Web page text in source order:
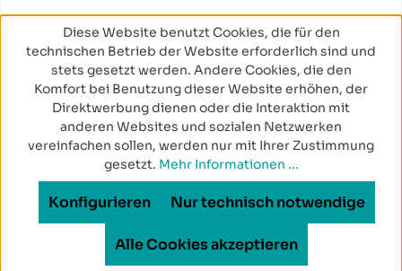
Diese Website benutzt Cookies, die für den
technischen Betrieb der Website erforderlich sind und
stets gesetzt werden. Andere Cookies, die den
Komfort bei Benutzung dieser Website erhöhen, der
Direktwerbung dienen oder die Interaktion mit
anderen Websites und sozialen Netzwerken
vereinfachen sollen, werden nur mit Ihrer Zustimmung
gesetzt. Mehr Informationen ...
Nur technisch notwendige
Konfigurieren
Alle Cookies akzeptieren